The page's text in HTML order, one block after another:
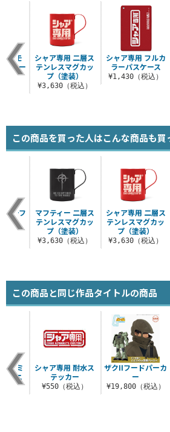
シャア専用 フルカ
ラーパスケース
¥1,430（税込）
クモ
ーカー
込）
シャア専用 二層ス
テンレスマグカッ
プ（塗装）
¥3,630（税込）
この商品を買った人はこんな商品も買
シャア専用 二層ス
テンレスマグカッ
プ（塗装）
¥3,630（税込）
リーフ
込）
マフティー 二層ス
テンレスマグカッ
プ（塗装）
¥3,630（税込）
この商品と同じ作品タイトルの商品
ザクIIフードパーカ
ー
¥19,800（税込）
隊 ミ
ンニ
プ
シャア専用 耐水ス
テッカー
¥550（税込）